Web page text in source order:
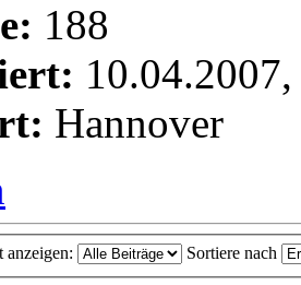
188
Hannover
anzeigen: Sortiere nach